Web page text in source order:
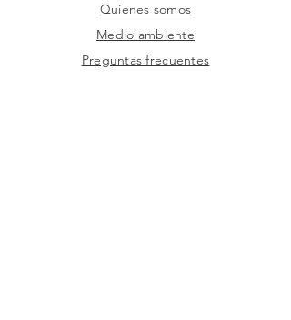
Quienes somos
Medio ambiente
Preguntas frecuentes